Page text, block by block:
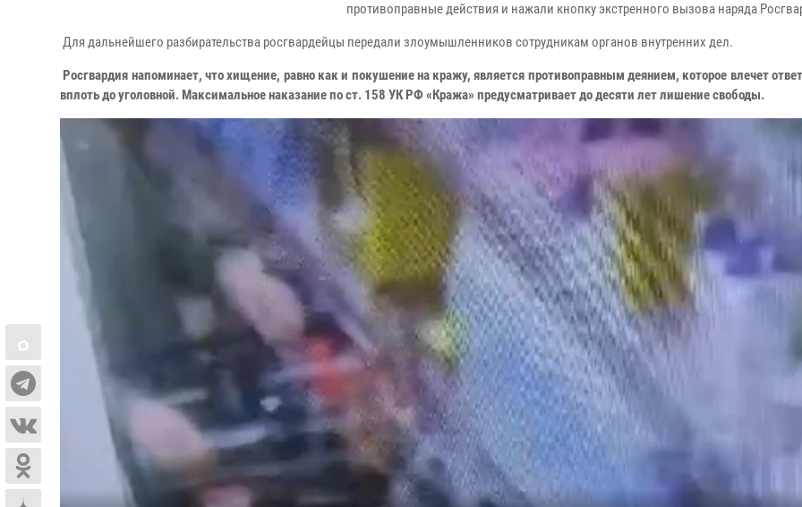
противоправные действия и нажали кнопку экстренного вызова наряда
Для дальнейшего разбирательства росгвардейцы передали злоумышленников сотрудникам органов внутренних дел.
Росгвардия напоминает, что хищение, равно как и покушение на кражу, является противоправным деянием, которое влечет
вплоть до уголовной. Максимальное наказание по ст. 158 УК РФ «Кража» предусматривает до десяти лет лишение свободы.